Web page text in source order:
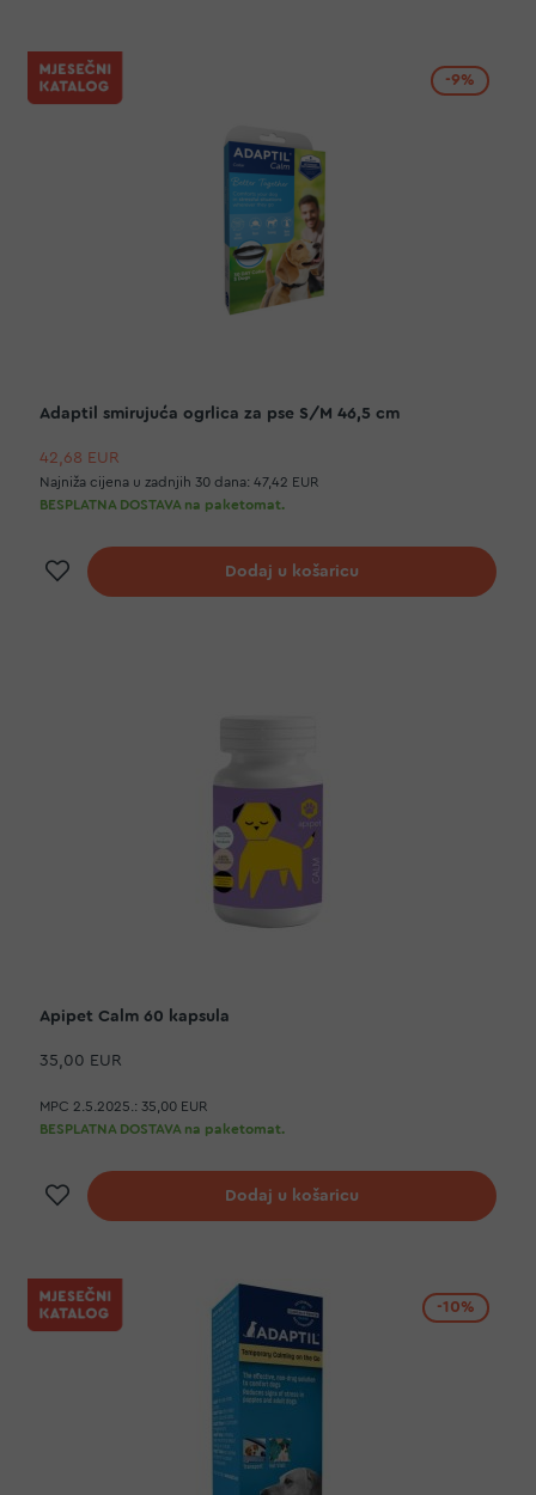
-9%
Adaptil smirujuća ogrlica za pse S/M 46,5 cm
42,68 EUR
Najniža cijena u zadnjih 30 dana: 47,42 EUR
BESPLATNA DOSTAVA na paketomat.
Dodaj na listu želja
Dodaj u košaricu
Apipet Calm 60 kapsula
35,00 EUR
MPC 2.5.2025.: 35,00 EUR
BESPLATNA DOSTAVA na paketomat.
Dodaj na listu želja
Dodaj u košaricu
-10%